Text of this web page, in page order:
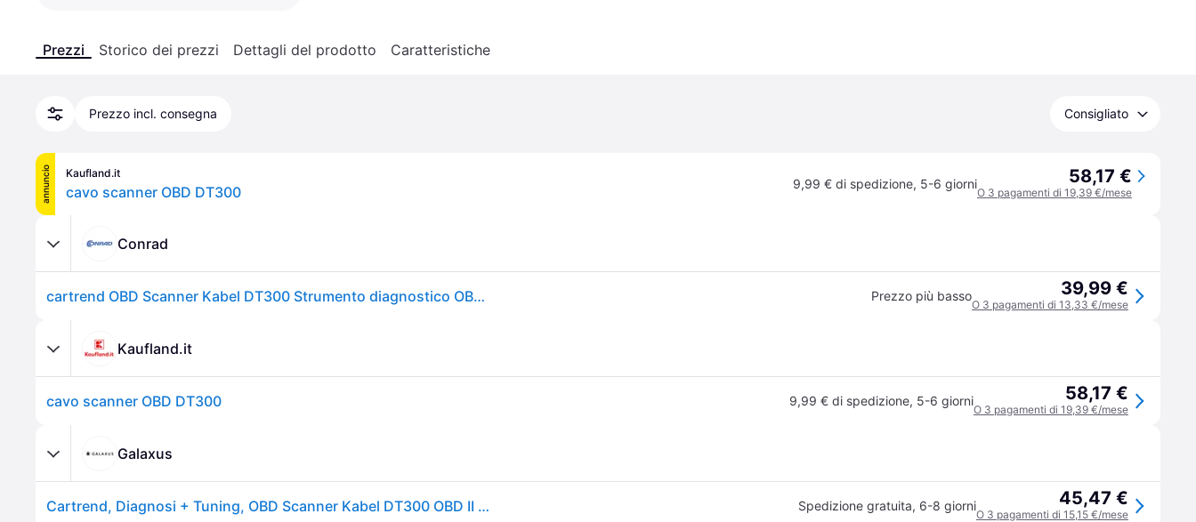
Prezzi Storico dei prezzi Dettagli del prodotto Caratteristiche
Prezzo incl. consegna Consigliato
annuncio Kaufland.it
cavo scanner OBD DT300 9,99 € di spedizione, 5-6 giorni 58,17 €
O 3 pagamenti di 19,39 €/mese
Conrad
cartrend OBD Scanner Kabel DT300 Strumento diagnostico OBD II 756467 Prezzo più basso 39,99 €
O 3 pagamenti di 13,33 €/mese
Kaufland.it
cavo scanner OBD DT300 9,99 € di spedizione, 5-6 giorni 58,17 €
O 3 pagamenti di 19,39 €/mese
Galaxus
Cartrend, Diagnosi + Tuning, OBD Scanner Kabel DT300 OBD II Diagnosetool 756467 Spedizione gratuita, 6-8 giorni 45,47 €
O 3 pagamenti di 15,15 €/mese